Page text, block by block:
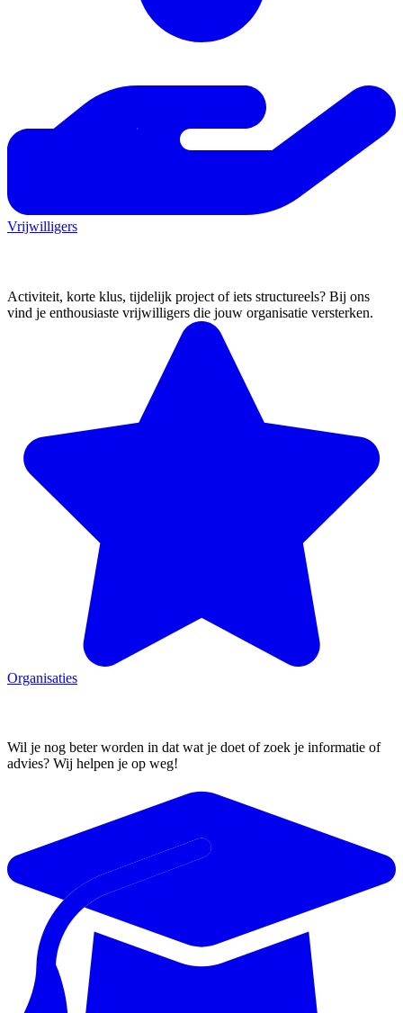
Vrijwilligers
Activiteit, korte klus, tijdelijk project of iets structureels? Bij ons
vind je enthousiaste vrijwilligers die jouw organisatie versterken.
Organisaties
Wil je nog beter worden in dat wat je doet of zoek je informatie of
advies? Wij helpen je op weg!